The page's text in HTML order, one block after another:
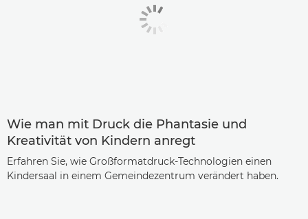
Wie man mit Druck die Phantasie und
Kreativität von Kindern anregt
Erfahren Sie, wie Großformatdruck-Technologien einen
Kindersaal in einem Gemeindezentrum verändert haben.